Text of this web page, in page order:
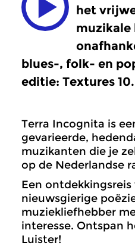
het
muzikale
blues-, folk- en
editie: Textures 10.
Terra Incognita is
gevarieerde,
muzikanten die je
op de Nederlandse
Een ontdekkingsreis
nieuwsgierige
muziekliefhebber
interesse. Ontspan
Luister!